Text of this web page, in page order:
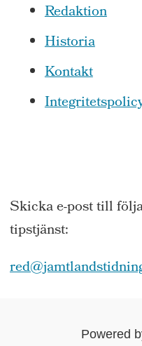
Redaktion
Historia
Kontakt
Skicka e-post till
tipstjänst:
Powered